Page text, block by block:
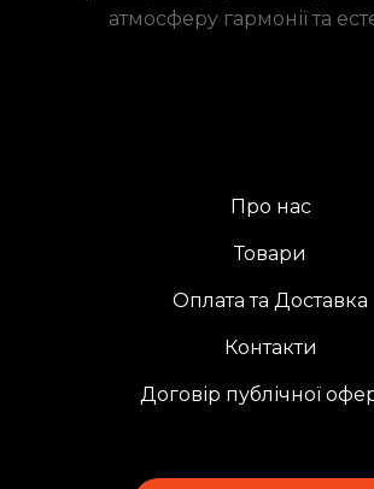
атмосферу гармонії та
Про нас
Товари
Оплата та Доставка
Контакти
Договір публічної